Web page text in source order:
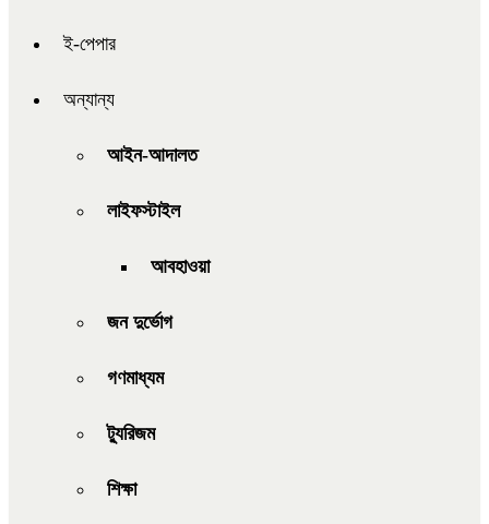
ই-পেপার
অন্যান্য
আইন-আদালত
লাইফস্টাইল
আবহাওয়া
জন দুর্ভোগ
গণমাধ্যম
ট্যুরিজম
শিক্ষা